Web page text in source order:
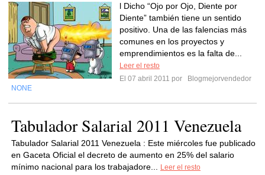
l Dicho “Ojo por Ojo, Diente por
Diente” también tiene un sentido
positivo. Una de las falencias más
comunes en los proyectos y
emprendimientos es la falta de...
Leer el resto
El 07 abril 2011 por
Blogmejorvendedor
NONE
Tabulador Salarial 2011 Venezuela
Tabulador Salarial 2011 Venezuela : Este miércoles fue publicado
en Gaceta Oficial el decreto de aumento en 25% del salario
mínimo nacional para los trabajadore...
Leer el resto